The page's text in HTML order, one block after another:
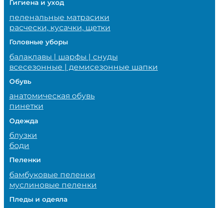
Гигиена и уход
пеленальные матрасики
расчески, кусачки, щетки
Головные уборы
балаклавы | шарфы | снуды
всесезонные | демисезонные шапки
Обувь
анатомическая обувь
пинетки
Одежда
блузки
боди
Пеленки
бамбуковые пеленки
муслиновые пеленки
Пледы и одеяла